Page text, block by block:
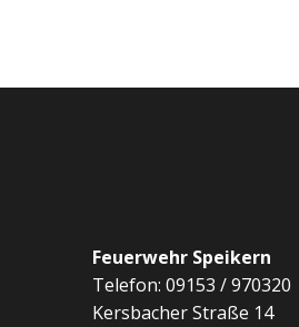
Feuerwehr Speikern
Telefon: 09153 / 970320
Kersbacher Straße 14